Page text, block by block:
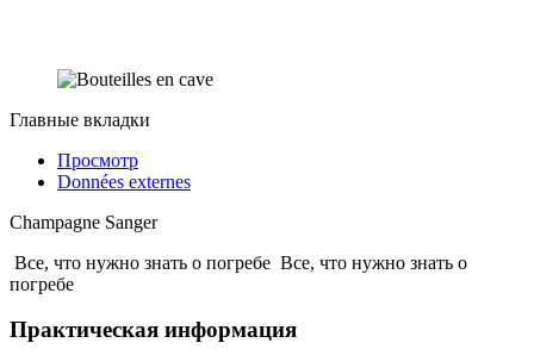
Главные вкладки
Просмотр
Données externes
Champagne Sanger
Все, что нужно знать о погребе Все, что нужно знать о
погребе
Практическая информация